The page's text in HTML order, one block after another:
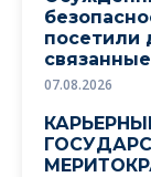
посетили
07.08.2026